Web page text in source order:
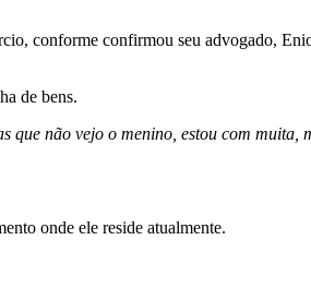
conforme confirmou seu advogado,
de bens.
que não vejo o menino, estou com muita,
onde ele reside atualmente.